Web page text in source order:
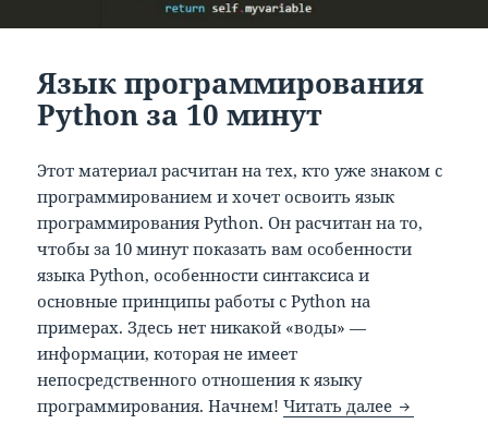
Язык программирования
Python за 10 минут
Этот материал расчитан на тех, кто уже знаком с
программированием и хочет освоить язык
программирования Python. Он расчитан на то,
чтобы за 10 минут показать вам особенности
языка Python, особенности синтаксиса и
основные принципы работы с Python на
примерах. Здесь нет никакой «воды» —
информации, которая не имеет
непосредственного отношения к языку
программирования. Начнем!Читать далее Язык